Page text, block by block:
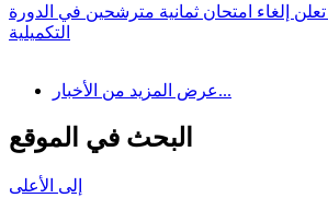
تعلن إلغاء امتحان ثمانية مترشحين في الدورة
التكميلية
عرض المزيد من الأخبار...
البحث في الموقع
إلى الأعلى